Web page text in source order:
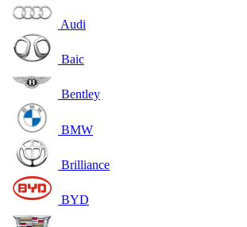
Audi
Baic
Bentley
BMW
Brilliance
BYD